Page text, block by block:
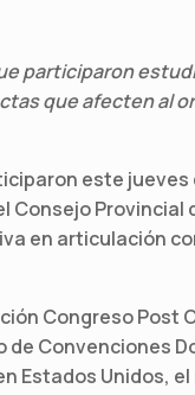
participaron
que afecten al
este
Provincial
en articulación
Congreso Post
Convenciones
Estados Unidos, el